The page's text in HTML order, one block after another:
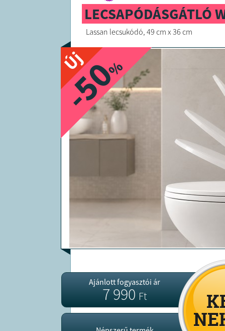
LECSAPÓDÁSGÁTLÓ
Lassan lecsukódó, 49 cm x 36 cm
Új
-50
%
Ajánlott fogyasztói ár
7 990Ft